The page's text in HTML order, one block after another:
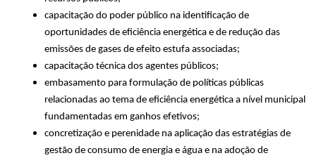
capacitação do poder público na identificação de
oportunidades de eficiência energética e de redução das
emissões de gases de efeito estufa associadas;
capacitação técnica dos agentes públicos;
embasamento para formulação de políticas públicas
relacionadas ao tema de eficiência energética a nível municipal
fundamentadas em ganhos efetivos;
concretização e perenidade na aplicação das estratégias de
gestão de consumo de energia e água e na adoção de